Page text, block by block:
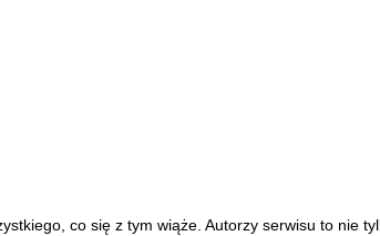
co się z tym wiąże. Autorzy serwisu to nie